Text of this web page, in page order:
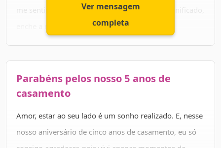
me sentir mais vivo, enche a minha vida de significado,
enche a minha vida de amor.
juntos!
firme, sólida. Desejo que ela perdure ainda por muito
Ver mensagem
completa
Parabéns pelos nosso 5 anos de
casamento
Amor, estar ao seu lado é um sonho realizado. E, nesse
nosso aniversário de cinco anos de casamento, eu só